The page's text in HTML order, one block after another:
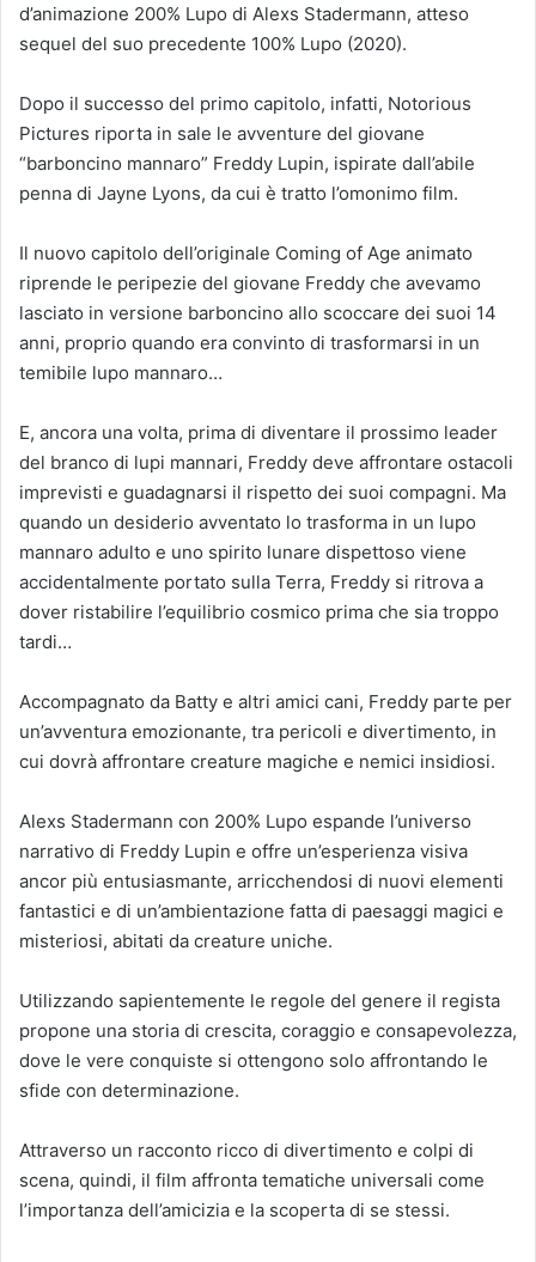
d’animazione 200% Lupo di Alexs Stadermann, atteso
sequel del suo precedente 100% Lupo (2020).
Dopo il successo del primo capitolo, infatti, Notorious
Pictures riporta in sale le avventure del giovane
“barboncino mannaro” Freddy Lupin, ispirate dall’abile
penna di Jayne Lyons, da cui è tratto l’omonimo film.
Il nuovo capitolo dell’originale Coming of Age animato
riprende le peripezie del giovane Freddy che avevamo
lasciato in versione barboncino allo scoccare dei suoi 14
anni, proprio quando era convinto di trasformarsi in un
temibile lupo mannaro…
E, ancora una volta, prima di diventare il prossimo leader
del branco di lupi mannari, Freddy deve affrontare ostacoli
imprevisti e guadagnarsi il rispetto dei suoi compagni. Ma
quando un desiderio avventato lo trasforma in un lupo
mannaro adulto e uno spirito lunare dispettoso viene
accidentalmente portato sulla Terra, Freddy si ritrova a
dover ristabilire l’equilibrio cosmico prima che sia troppo
tardi…
Accompagnato da Batty e altri amici cani, Freddy parte per
un’avventura emozionante, tra pericoli e divertimento, in
cui dovrà affrontare creature magiche e nemici insidiosi.
Alexs Stadermann con 200% Lupo espande l’universo
narrativo di Freddy Lupin e offre un’esperienza visiva
ancor più entusiasmante, arricchendosi di nuovi elementi
fantastici e di un’ambientazione fatta di paesaggi magici e
misteriosi, abitati da creature uniche.
Utilizzando sapientemente le regole del genere il regista
propone una storia di crescita, coraggio e consapevolezza,
dove le vere conquiste si ottengono solo affrontando le
sfide con determinazione.
Attraverso un racconto ricco di divertimento e colpi di
scena, quindi, il film affronta tematiche universali come
l’importanza dell’amicizia e la scoperta di se stessi.